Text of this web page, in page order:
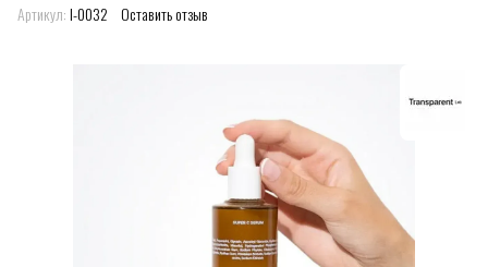
Артикул:I-0032 Оставить отзыв